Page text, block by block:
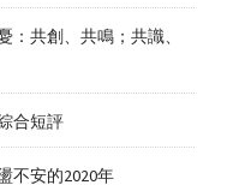
：共創、共鳴；共識、
合短評
不安的2020年